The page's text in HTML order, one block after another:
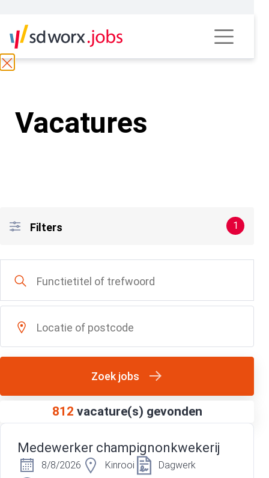
Vacatures
Filters 1
Zoek jobs
812 vacature(s) gevonden
Medewerker champignonkwekerij
8/8/2026 Kinrooi
Dagwerk